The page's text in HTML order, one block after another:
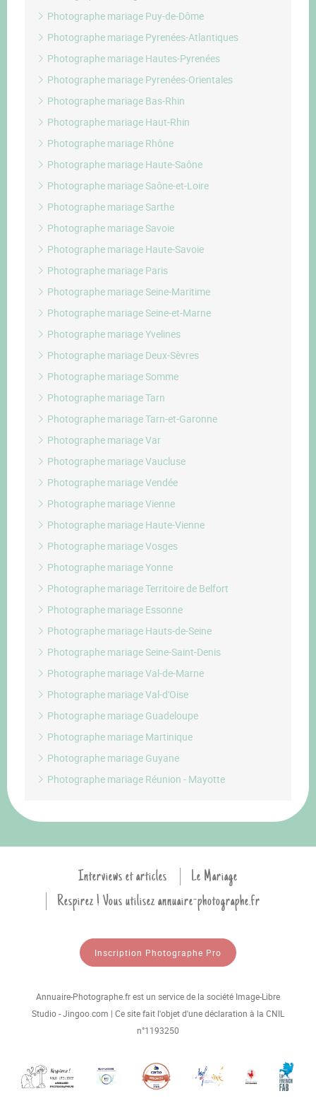
Photographe mariage Puy-de-Dôme
Photographe mariage Pyrenées-Atlantiques
Photographe mariage Hautes-Pyrenées
Photographe mariage Pyrenées-Orientales
Photographe mariage Bas-Rhin
Photographe mariage Haut-Rhin
Photographe mariage Rhône
Photographe mariage Haute-Saône
Photographe mariage Saône-et-Loire
Photographe mariage Sarthe
Photographe mariage Savoie
Photographe mariage Haute-Savoie
Photographe mariage Paris
Photographe mariage Seine-Maritime
Photographe mariage Seine-et-Marne
Photographe mariage Yvelines
Photographe mariage Deux-Sèvres
Photographe mariage Somme
Photographe mariage Tarn
Photographe mariage Tarn-et-Garonne
Photographe mariage Var
Photographe mariage Vaucluse
Photographe mariage Vendée
Photographe mariage Vienne
Photographe mariage Haute-Vienne
Photographe mariage Vosges
Photographe mariage Yonne
Photographe mariage Territoire de Belfort
Photographe mariage Essonne
Photographe mariage Hauts-de-Seine
Photographe mariage Seine-Saint-Denis
Photographe mariage Val-de-Marne
Photographe mariage Val-d'Oise
Photographe mariage Guadeloupe
Photographe mariage Martinique
Photographe mariage Guyane
Photographe mariage Réunion - Mayotte
Interviews et articles
Le Mariage
Respirez ! Vous utilisez annuaire-photographe.fr
Inscription Photographe Pro
Annuaire-Photographe.fr est un service de la société Image-Libre
Studio - Jingoo.com | Ce site fait l'objet d'une déclaration à la CNIL
n°1193250